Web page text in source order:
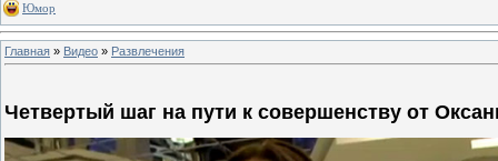
Юмор
Главная » Видео » Развлечения
Четвертый шаг на пути к совершенству от